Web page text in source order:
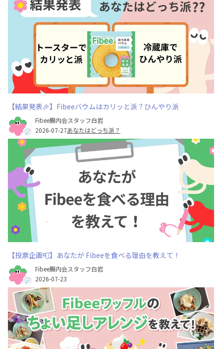
【結果発表🎉】Fibeeバウムはカリッと派？ひんやり派
Fibee腸内会スタッフ白岩
2026-07-27あなたはどっち派？
【投票企画📮】あなたが Fibeeを食べる理由を教えて！
Fibee腸内会スタッフ白岩
2026-07-23